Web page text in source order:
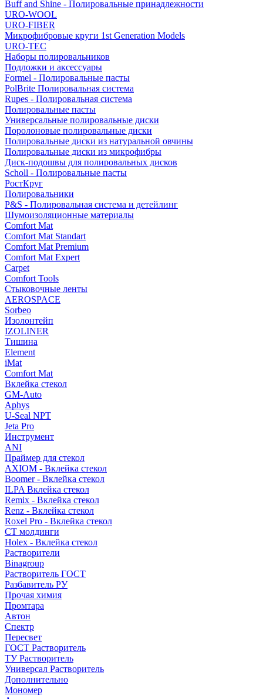
Buff and Shine - Полировальные принадлежности
URO-WOOL
URO-FIBER
Микрофибровые круги 1st Generation Models
URO-TEC
Наборы полировальников
Подложки и аксессуары
Formel - Полировальные пасты
PolBrite Полировальная система
Rupes - Полировальная система
Полировальные пасты
Универсальные полировальные диски
Поролоновые полировальные диски
Полировальные диски из натуральной овчины
Полировальные диски из микрофибры
Диск-подошвы для полировальных дисков
Scholl - Полировальные пасты
РостКруг
Полировальники
P&S - Полировальная система и детейлинг
Шумоизоляционные материалы
Comfort Mat
Comfort Mat Standart
Comfort Mat Premium
Comfort Mat Expert
Carpet
Comfort Tools
Стыковочные ленты
AEROSPACE
Sorbeo
Изолонтейп
IZOLINER
Тишина
Element
iMat
Comfort Mat
Вклейка стекол
GM-Auto
Aphys
U-Seal NPT
Jeta Pro
Инструмент
ANI
Праймер для стекол
AXIOM - Вклейка стекол
Boomer - Вклейка стекол
ILPA Вклейка стекол
Remix - Вклейка стекол
Renz - Вклейка стекол
Roxel Pro - Вклейка стекол
СТ молдинги
Holex - Вклейка стекол
Растворители
Binagroup
Растворитель ГОСТ
Разбавитель РУ
Прочая химия
Промтара
Автон
Спектр
Пересвет
ГОСТ Растворитель
ТУ Растворитель
Универсал Растворитель
Дополнительно
Мономер